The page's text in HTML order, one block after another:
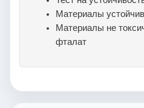
Материалы
Материалы не
фталат